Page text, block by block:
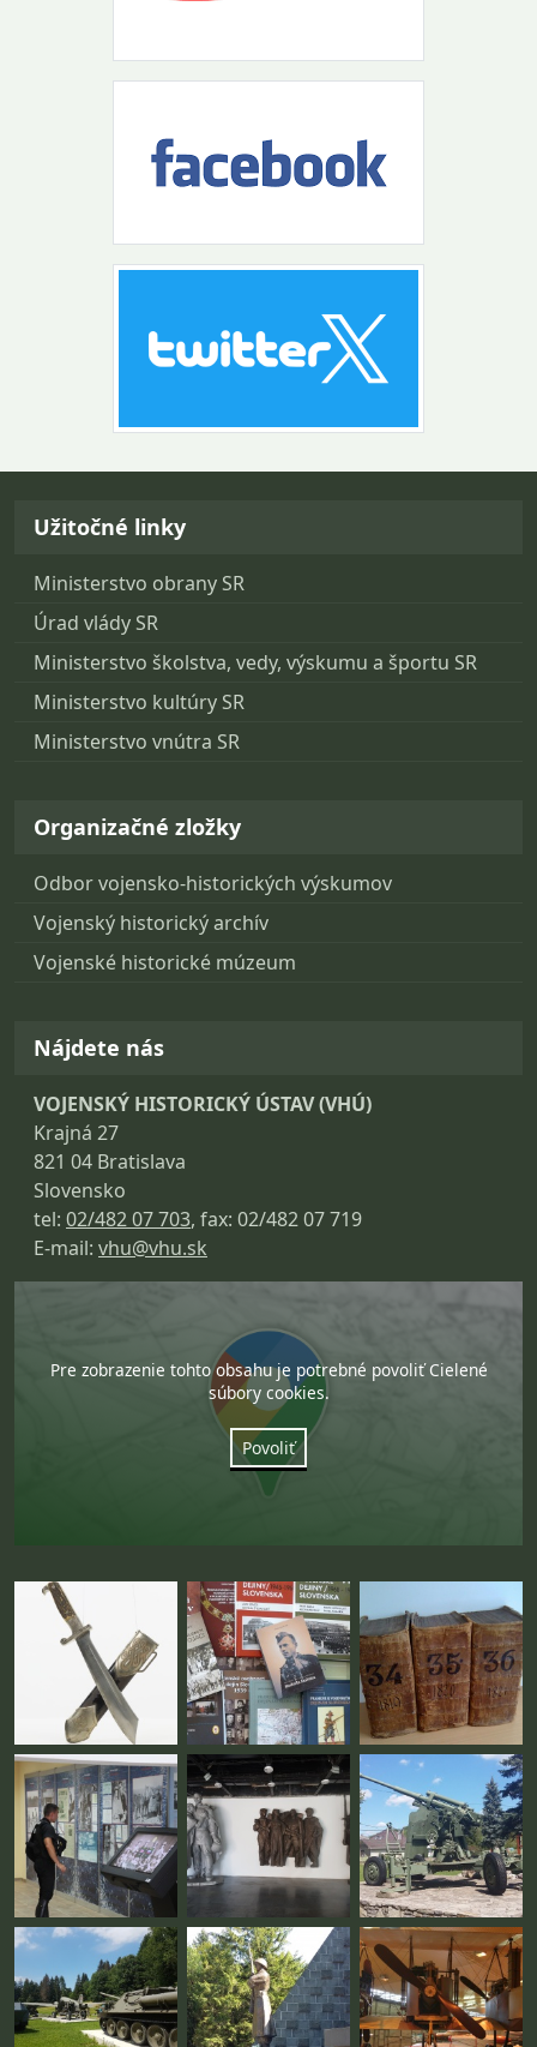
Návrat na začiatok stránky
Užitočné linky
Ministerstvo obrany SR
Úrad vlády SR
Ministerstvo školstva, vedy, výskumu a športu SR
Ministerstvo kultúry SR
Ministerstvo vnútra SR
Organizačné zložky
Odbor vojensko-historických výskumov
Vojenský historický archív
Vojenské historické múzeum
Nájdete nás
VOJENSKÝ HISTORICKÝ ÚSTAV (VHÚ)
Krajná 27
821 04 Bratislava
Slovensko
tel: 02/482 07 703, fax: 02/482 07 719
E-mail: vhu@vhu.sk
Pre zobrazenie tohto obsahu je potrebné povoliť Cielené
súbory cookies.
Povoliť
Fotogaléria